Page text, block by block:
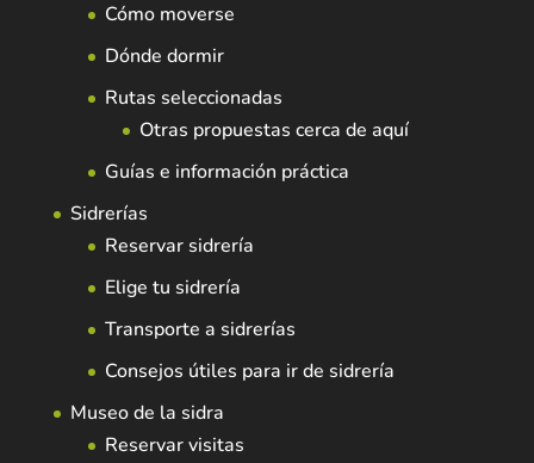
Cómo moverse
Dónde dormir
Rutas seleccionadas
Otras propuestas cerca de aquí
Guías e información práctica
Sidrerías
Reservar sidrería
Elige tu sidrería
Transporte a sidrerías
Consejos útiles para ir de sidrería
Museo de la sidra
Reservar visitas